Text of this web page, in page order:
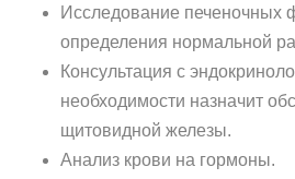
Исследование печеночных
определения нормальной
Консультация с
необходимости назначит
щитовидной железы.
Анализ крови на гормоны.